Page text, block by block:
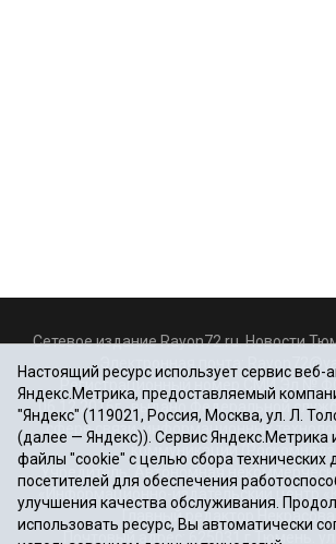
Сетевое издание Rayon72.ru. Новости
Регистрационный номер СМИ Эл №
06.12.2016г., выдано Федеральной
сфере связи, информационных
коммуникаций
Учредитель: Автономная
«Информационно-издательский центр
Главный редактор Некрасова
Почтовый адрес: 625031 г.Тюмень.
Настоящий ресурс использует сервис веб-
Яндекс.Метрика, предоставляемый
"Яндекс" (119021, Россия, Москва, ул. Л.
(далее — Яндекс)). Сервис Яндекс.Метрика
файлы "cookie" с целью сбора технических
посетителей для обеспечения
улучшения качества обслуживания.
использовать ресурс, Вы автоматически